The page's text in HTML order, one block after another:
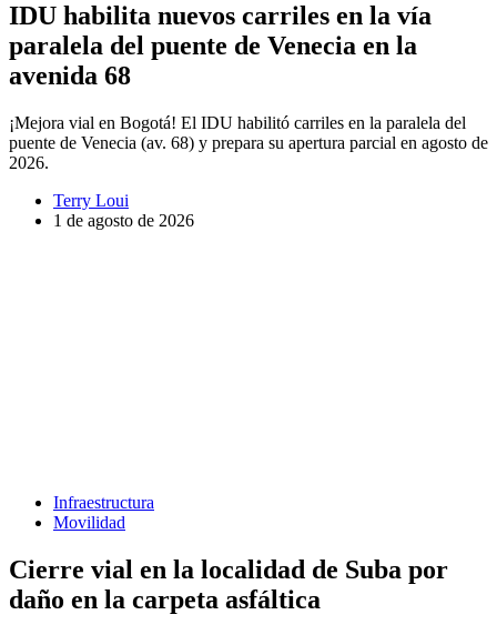
IDU habilita nuevos carriles en la vía
paralela del puente de Venecia en la
avenida 68
¡Mejora vial en Bogotá! El IDU habilitó carriles en la paralela del
puente de Venecia (av. 68) y prepara su apertura parcial en agosto de
2026.
Terry Loui
1 de agosto de 2026
Infraestructura
Movilidad
Cierre vial en la localidad de Suba por
daño en la carpeta asfáltica